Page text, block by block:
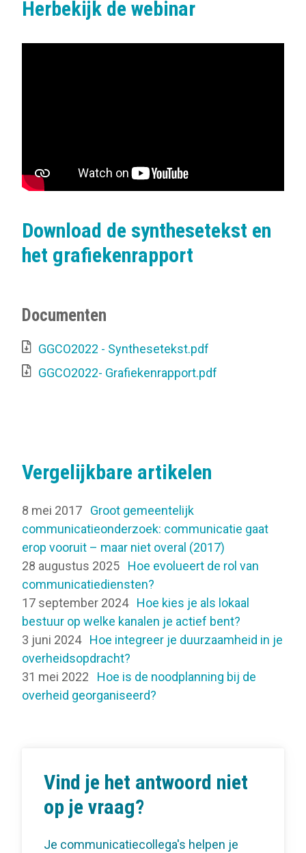
Herbekijk de webinar
Download de synthesetekst en
het grafiekenrapport
Documenten
GGCO2022 - Synthesetekst.pdf
GGCO2022- Grafiekenrapport.pdf
Vergelijkbare artikelen
8 mei 2017
Groot gemeentelijk
communicatieonderzoek: communicatie gaat
erop vooruit – maar niet overal (2017)
28 augustus 2025
Hoe evolueert de rol van
communicatiediensten?
17 september 2024
Hoe kies je als lokaal
bestuur op welke kanalen je actief bent?
3 juni 2024
Hoe integreer je duurzaamheid in je
overheidsopdracht?
31 mei 2022
Hoe is de noodplanning bij de
overheid georganiseerd?
Vind je het antwoord niet
op je vraag?
Je communicatiecollega's helpen je